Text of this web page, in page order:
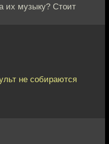
их музыку? Стоит
не собираются